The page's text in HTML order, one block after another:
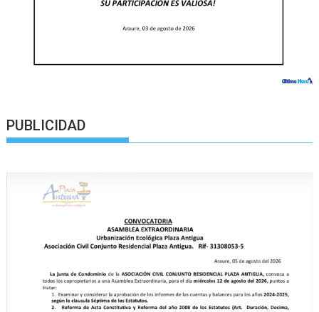
PUBLICIDAD